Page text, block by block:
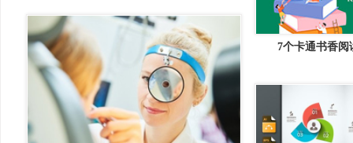
7个卡通书香阅